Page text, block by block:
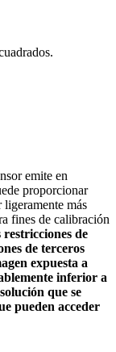
emite en
proporcionar
más
fines de calibración
restricciones de
de terceros
expuesta a
inferior a
que se
pueden acceder